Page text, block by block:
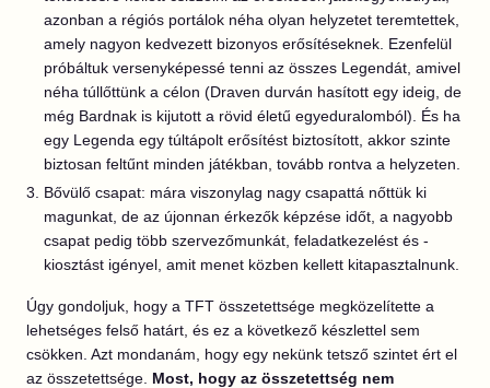
azonban a régiós portálok néha olyan helyzetet teremtettek,
amely nagyon kedvezett bizonyos erősítéseknek. Ezenfelül
próbáltuk versenyképessé tenni az összes Legendát, amivel
néha túllőttünk a célon (Draven durván hasított egy ideig, de
még Bardnak is kijutott a rövid életű egyeduralomból). És ha
egy Legenda egy túltápolt erősítést biztosított, akkor szinte
biztosan feltűnt minden játékban, tovább rontva a helyzeten.
Bővülő csapat: mára viszonylag nagy csapattá nőttük ki
magunkat, de az újonnan érkezők képzése időt, a nagyobb
csapat pedig több szervezőmunkát, feladatkezelést és -
kiosztást igényel, amit menet közben kellett kitapasztalnunk.
Úgy gondoljuk, hogy a TFT összetettsége megközelítette a
lehetséges felső határt, és ez a következő készlettel sem
csökken. Azt mondanám, hogy egy nekünk tetsző szintet ért el
az összetettsége. Most, hogy az összetettség nem